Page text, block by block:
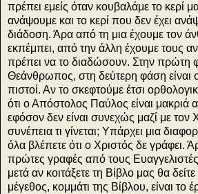
πρέπει εμείς όταν κουβαλάμε το κερί
ανάψουμε και το κερί που δεν έχει
διάδοση. Άρα από τη μια έχουμε τον
εκπέμπει, από την άλλη έχουμε τους
πρέπει να το διαδώσουν. Στην πρώτη
Θεάνθρωπος, στη δεύτερη φάση είναι
πιστοί. Αν το σκεφτούμε έτσι
ότι ο Απόστολος Παύλος είναι μακριά
εφόσον δεν είναι συνεχώς μαζί με τον
συνέπεια τι γίνεται; Υπάρχει μια
όλα βλέπετε ότι ο Χριστός δε γράφει.
πρώτες γραφές από τους
μετά αν κοιτάξετε τη Βίβλο μας θα δείτε
μέγεθος, κομμάτι της Βίβλου, είναι το